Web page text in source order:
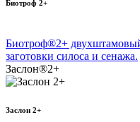
Биотроф 2+
Биотроф®2+
заготовки силоса и сенажа.
Заслон®2+
Заслон 2+